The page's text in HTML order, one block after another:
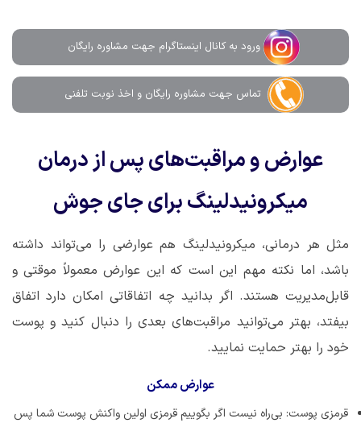
ورود به کانال اینستاگرام جهت مشاوره رایگان
تماس جهت مشاوره رايگان و اخذ نوبت تلفنی
عوارض و مراقبت‌های پس از درمان
میکرونیدلینگ برای جای جوش
مثل هر درمانی، میکرونیدلینگ هم عوارضی را می‌تواند داشته
باشد، اما نکته مهم این است که این عوارض معمولاً موقتی و
قابل‌مدیریت هستند. اگر بدانید چه اتفاقاتی امکان دارد اتفاق
بیفتد، بهتر می‌توانید مراقبت‌های بعدی را دنبال کنید و پوست
خود را بهتر حمایت نمایید.
عوارض ممکن
قرمزی پوست: بی‌راه نیست اگر بگوییم قرمزی اولین واکنش پوست شما پس